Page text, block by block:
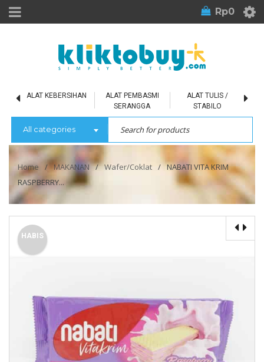
Rp0
ALAT KEBERSIHAN
ALAT PEMBASMI
SERANGGA
ALAT TULIS /
STABILO
All categories
Home / MAKANAN / Wafer/Coklat / NABATI VITA KRIM
RASPBERRY...
HABIS